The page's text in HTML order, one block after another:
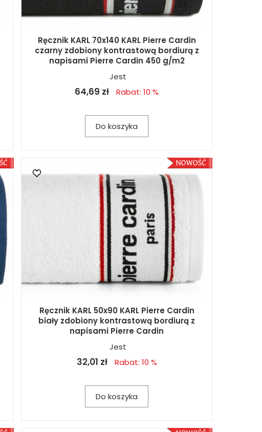
Ręcznik KARL 70x140 KARL Pierre Cardin
czarny zdobiony kontrastową bordiurą z
napisami Pierre Cardin 450 g/m2
Jest
64,69 zł Rabat: 10 %
Do koszyka
Ręcznik KARL 50x90 KARL Pierre Cardin
biały zdobiony kontrastową bordiurą z
napisami Pierre Cardin
Jest
32,01 zł Rabat: 10 %
Do koszyka